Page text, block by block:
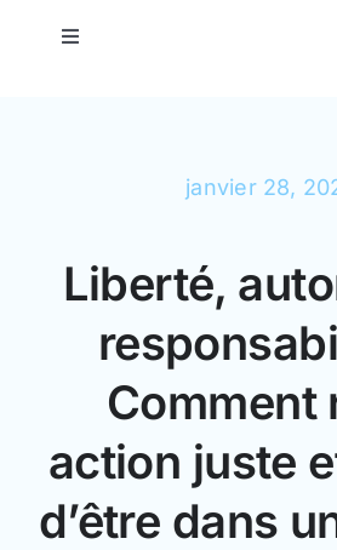
Toggle
Accompagnement de Dirigeants
Accompagnement d’Équipes
Derniers articles
À propos
Contact
janvier 28,
Liberté,
Comment
action juste
d’être dans